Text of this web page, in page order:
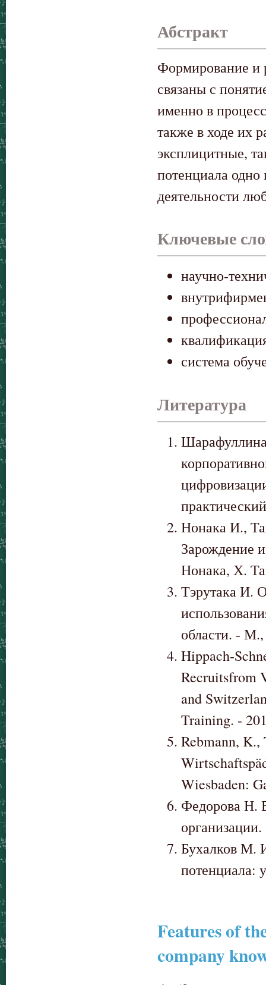
Абстракт
Формирование и
связаны с
именно в
также в ходе их
эксплицитные,
потенциала
деятельности
Ключевые
научно-
система
Литература
Нонака И.,
Зарождение
Нонака, Х.
Тэрутака И.
области. -
Hippach-
Recruitsfrom
and
Training. -
Rebmann, K.,
Wiesbaden:
Федорова Н.
Бухалков М.
потенциала:
Features of
company